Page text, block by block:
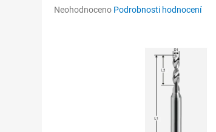
Průměrné
Neohodnoceno Podrobnosti hodnocení